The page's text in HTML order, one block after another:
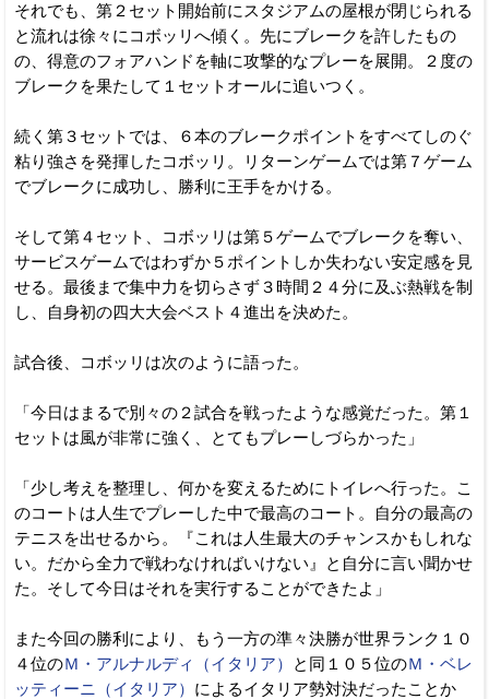
それでも、第２セット開始前にスタジアムの屋根が閉じられる
と流れは徐々にコボッリへ傾く。先にブレークを許したもの
の、得意のフォアハンドを軸に攻撃的なプレーを展開。２度の
ブレークを果たして１セットオールに追いつく。
続く第３セットでは、６本のブレークポイントをすべてしのぐ
粘り強さを発揮したコボッリ。リターンゲームでは第７ゲーム
でブレークに成功し、勝利に王手をかける。
そして第４セット、コボッリは第５ゲームでブレークを奪い、
サービスゲームではわずか５ポイントしか失わない安定感を見
せる。最後まで集中力を切らさず３時間２４分に及ぶ熱戦を制
し、自身初の四大大会ベスト４進出を決めた。
試合後、コボッリは次のように語った。
「今日はまるで別々の２試合を戦ったような感覚だった。第１
セットは風が非常に強く、とてもプレーしづらかった」
「少し考えを整理し、何かを変えるためにトイレへ行った。こ
のコートは人生でプレーした中で最高のコート。自分の最高の
テニスを出せるから。『これは人生最大のチャンスかもしれな
い。だから全力で戦わなければいけない』と自分に言い聞かせ
た。そして今日はそれを実行することができたよ」
また今回の勝利により、もう一方の準々決勝が世界ランク１０
４位のＭ・アルナルディ（イタリア） と同１０５位のＭ・ベレ
ッティーニ（イタリア） によるイタリア勢対決だったことか